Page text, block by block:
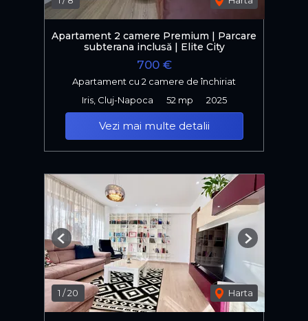
Apartament 2 camere Premium | Parcare
subterana inclusă | Elite City
700 €
Apartament cu 2 camere de închiriat
Iris, Cluj-Napoca
52 mp 2025
Vezi mai multe detalii
1 /20 Harta
Previous Next